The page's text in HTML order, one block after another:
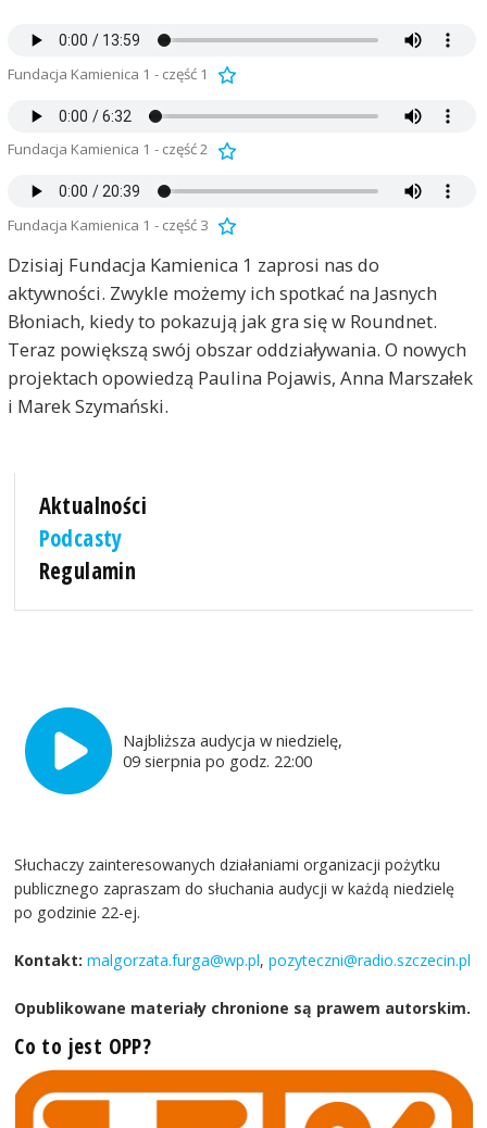
Fundacja Kamienica 1 - część 1
Fundacja Kamienica 1 - część 2
Fundacja Kamienica 1 - część 3
Dzisiaj Fundacja Kamienica 1 zaprosi nas do
aktywności. Zwykle możemy ich spotkać na Jasnych
Błoniach, kiedy to pokazują jak gra się w Roundnet.
Teraz powiększą swój obszar oddziaływania. O nowych
projektach opowiedzą Paulina Pojawis, Anna Marszałek
i Marek Szymański.
Aktualności
Podcasty
Regulamin
Najbliższa audycja w niedzielę,
09 sierpnia po godz. 22:00
Słuchaczy zainteresowanych działaniami organizacji pożytku
publicznego zapraszam do słuchania audycji w każdą niedzielę
po godzinie 22-ej.
Kontakt: malgorzata.furga@wp.pl,pozyteczni@radio.szczecin.pl
Opublikowane materiały chronione są prawem autorskim.
Co to jest OPP?